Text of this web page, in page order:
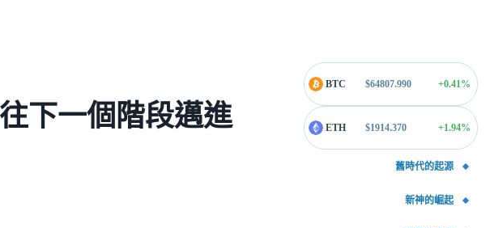
下一個階段邁進
BTC $64807.990 +0.41%
ETH $1914.370 +1.94%
舊時代的起源
新神的崛起